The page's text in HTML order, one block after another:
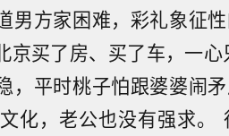
男方家困难，彩礼象征
京买了房、买了车，一
，平时桃子怕跟婆婆闹
化，老公也没有强求。